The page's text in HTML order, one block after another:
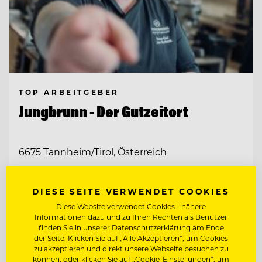
TOP ARBEITGEBER
Jungbrunn - Der Gutzeitort
6675 Tannheim/Tirol, Österreich
KÜCHENCHEF A LA CARTE (M/W/D)
AUSBILDUNG ZUM
GASTRONOMIEFACHMANN (M/W/D)
Entdecke alle Jobs
DIESE SEITE VERWENDET COOKIES
Diese Website verwendet Cookies - nähere
Informationen dazu und zu Ihren Rechten als Benutzer
finden Sie in unserer Datenschutzerklärung am Ende
der Seite. Klicken Sie auf „Alle Akzeptieren“, um Cookies
zu akzeptieren und direkt unsere Webseite besuchen zu
können, oder klicken Sie auf „Cookie-Einstellungen“, um